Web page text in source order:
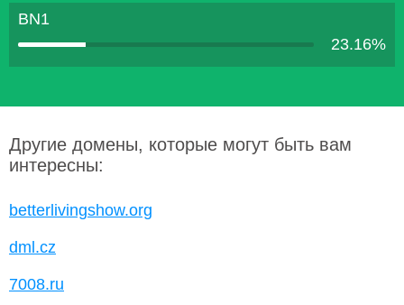
BN1
23.16%
Другие домены, которые могут быть вам
интересны:
betterlivingshow.org
dml.cz
7008.ru